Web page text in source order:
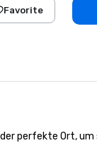
Favorite
perfekte Ort,